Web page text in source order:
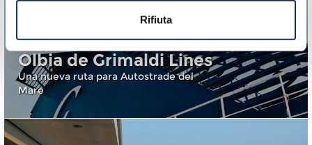
Rifiuta
Inaugurada la nueva
línea Civitavecchia-
Olbia de Grimaldi Lines
Una nueva ruta para Autostrade del
Mare